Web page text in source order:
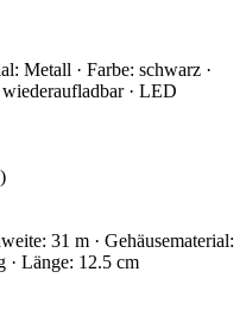
Metall · Farbe: schwarz ·
· LED
31 m · Gehäusematerial:
Länge: 12.5 cm